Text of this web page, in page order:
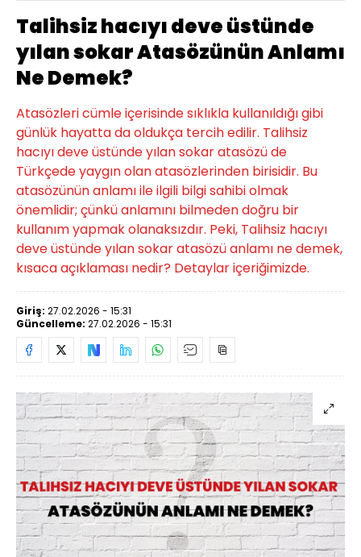
Talihsiz hacıyı deve üstünde
yılan sokar Atasözünün Anlamı
Ne Demek?
Atasözleri cümle içerisinde sıklıkla kullanıldığı gibi
günlük hayatta da oldukça tercih edilir. Talihsiz
hacıyı deve üstünde yılan sokar atasözü de
Türkçede yaygın olan atasözlerinden birisidir. Bu
atasözünün anlamı ile ilgili bilgi sahibi olmak
önemlidir; çünkü anlamını bilmeden doğru bir
kullanım yapmak olanaksızdır. Peki, Talihsiz hacıyı
deve üstünde yılan sokar atasözü anlamı ne demek,
kısaca açıklaması nedir? Detaylar içeriğimizde.
Giriş: 27.02.2026 - 15:31
Güncelleme: 27.02.2026 - 15:31